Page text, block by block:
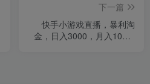
下一篇
快手小游戏直播，暴利淘
金，日入3000，月入10W+